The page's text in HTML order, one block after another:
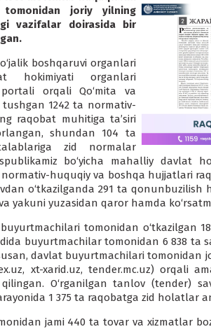
tomonidan joriy yilning
vazifalar doirasida bir
boshqaruvi organlari
hokimiyati organlari
orqali Qo‘mita va
1242 ta normativ-
raqobat muhitiga ta’siri
shundan 104 ta
zid nor­malar
bo‘yicha mahalliy davlat
huquqiy va boshqa hujjatlari
o‘tkazilganda 291 ta
yakuni yuzasidan qaror hamda
tomonidan o‘tkazilgan
buyurtmachi­lar tomonidan 6 838 ta
davlat buyurtmachila­ri tomonidan
xt-xarid.uz, tender.mc.uz) orqali
O‘rganilgan tanlov (tender)
1 375 ta raqobatga zid holatlar
jami 440 ta tovar va xizmatlar